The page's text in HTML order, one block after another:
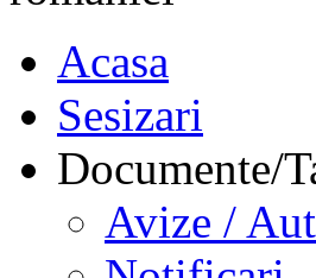
Acasa
Sesizari
Documente/
Avize /